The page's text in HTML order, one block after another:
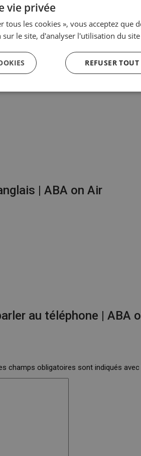
| ABA on Air
| ABA on Air
au téléphone | ABA
champs obligatoires sont indiqués avec
vie privée
tous les cookies », vous acceptez
le site, d'analyser l'utilisation du
REFUSER TOUT